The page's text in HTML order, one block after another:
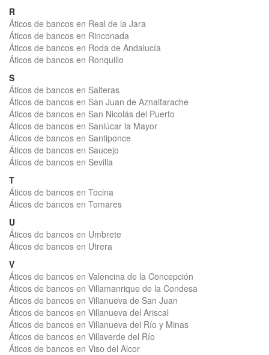
R
Áticos de bancos en Real de la Jara
Áticos de bancos en Rinconada
Áticos de bancos en Roda de Andalucía
Áticos de bancos en Ronquillo
S
Áticos de bancos en Salteras
Áticos de bancos en San Juan de Aznalfarache
Áticos de bancos en San Nicolás del Puerto
Áticos de bancos en Sanlúcar la Mayor
Áticos de bancos en Santiponce
Áticos de bancos en Saucejo
Áticos de bancos en Sevilla
T
Áticos de bancos en Tocina
Áticos de bancos en Tomares
U
Áticos de bancos en Umbrete
Áticos de bancos en Utrera
V
Áticos de bancos en Valencina de la Concepción
Áticos de bancos en Villamanrique de la Condesa
Áticos de bancos en Villanueva de San Juan
Áticos de bancos en Villanueva del Ariscal
Áticos de bancos en Villanueva del Río y Minas
Áticos de bancos en Villaverde del Río
Áticos de bancos en Viso del Alcor